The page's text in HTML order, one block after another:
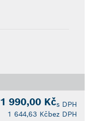
1 990,00 Kčs DPH
1 644,63 Kčbez DPH